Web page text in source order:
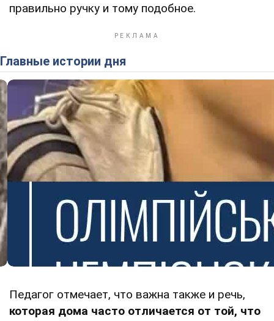
правильно ручку и тому подобное.
Главные истории дня
Педагог отмечает, что важна также и речь,
которая дома часто отличается от той, что